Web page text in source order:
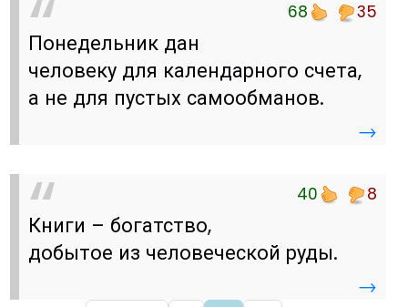
68 35
Понедельник дан
человеку для календарного счета,
а не для пустых самообманов.
→
40 8
Книги – богатство,
добытое из человеческой руды.
→